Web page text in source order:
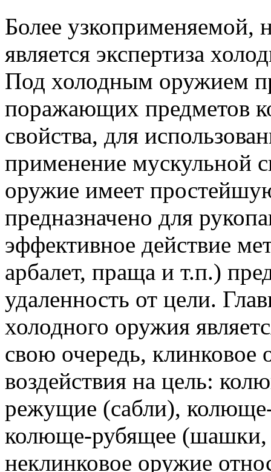
Более узкоприменяемой,
является экспертиза
Под холодным оружием
поражающих предметов
свойства, для
применение мускульной
оружие имеет
предназначено для
эффективное действие
арбалет, праща и т.п.)
удаленность от цели.
холодного оружия
свою очередь, клинковое
воздействия на цель:
режущие (сабли),
колюще-рубящее (шашки,
неклинковое оружие